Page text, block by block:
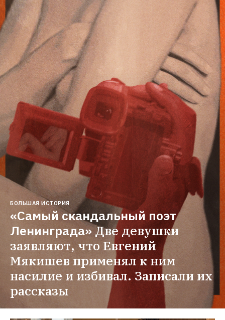
БОЛЬШАЯ ИСТОРИЯ
«Самый скандальный поэт
Ленинграда»Две девушки
заявляют, что Евгений
Мякишев применял к ним
насилие и избивал. Записали их
рассказы